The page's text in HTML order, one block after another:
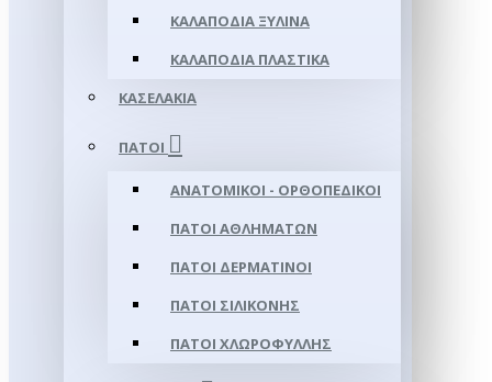
ΚΑΛΑΠΌΔΙΑ ΞΎΛΙΝΑ
ΚΑΛΑΠΌΔΙΑ ΠΛΑΣΤΙΚΆ
ΚΑΣΕΛΆΚΙΑ
ΠΆΤΟΙ
ΑΝΑΤΟΜΙΚΟΊ - ΟΡΘΟΠΕΔΙΚΟΊ
ΠΆΤΟΙ ΑΘΛΗΜΆΤΩΝ
ΠΆΤΟΙ ΔΕΡΜΆΤΙΝΟΙ
ΠΆΤΟΙ ΣΙΛΙΚΌΝΗΣ
ΠΆΤΟΙ ΧΛΩΡΟΦΎΛΛΗΣ